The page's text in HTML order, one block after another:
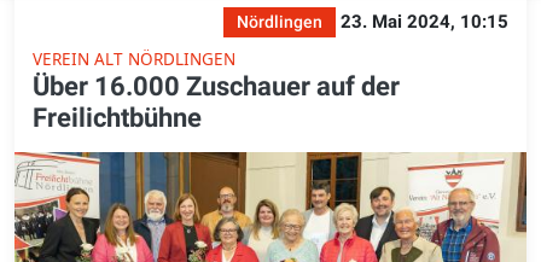
Nördlingen
23. Mai 2024, 10:15
VEREIN ALT NÖRDLINGEN
Über 16.000 Zuschauer auf der
Freilichtbühne